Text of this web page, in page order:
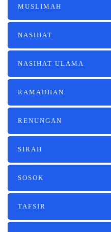
MUSLIMAH
NASIHAT
NASIHAT ULAMA
RAMADHAN
RENUNGAN
SIRAH
SOSOK
TAFSIR